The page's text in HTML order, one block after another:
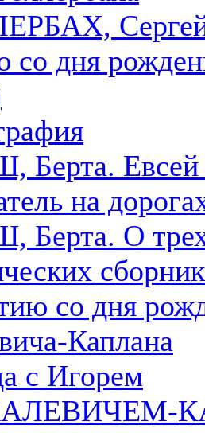
со дня
Берта.
на
Берта. О
со дня
Каплана
с Игорем